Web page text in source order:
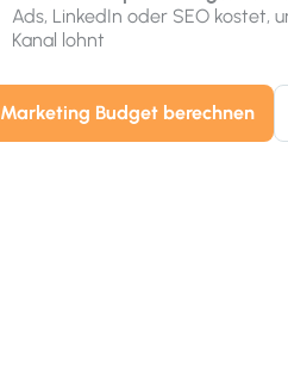
Ads, LinkedIn oder SEO kostet,
Kanal lohnt
Marketing Budget berechnen